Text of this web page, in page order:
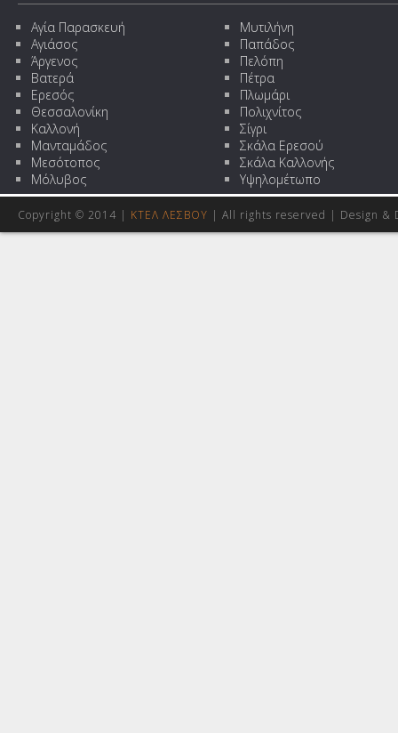
Αγία Παρασκευή
Αγιάσος
Άργενος
Βατερά
Ερεσός
Θεσσαλονίκη
Καλλονή
Μανταμάδος
Μεσότοπος
Μόλυβος
Μυτιλήνη
Παπάδος
Πελόπη
Πέτρα
Πλωμάρι
Πολιχνίτος
Σίγρι
Σκάλα Ερεσού
Σκάλα Καλλονής
Υψηλομέτωπο
Copyright © 2014 | ΚΤΕΛ ΛΕΣΒΟΥ | All rights reserved | Design &